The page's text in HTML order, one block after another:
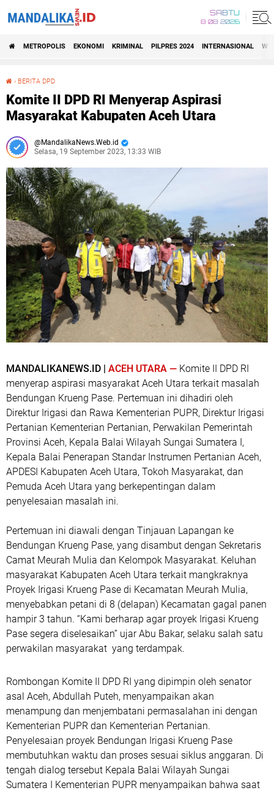
SABTU
8•08•2026
METROPOLIS EKONOMI KRIMINAL PILPRES 2024 INTERNASIONAL
› BERITA DPD
Komite II DPD RI Menyerap Aspirasi
Masyarakat Kabupaten Aceh Utara
MandalikaNews.Web.id
Selasa, 19 September 2023, 13:33 WIB
MANDALIKANEWS.ID | ACEH UTARA — Komite II DPD RI
menyerap aspirasi masyarakat Aceh Utara terkait masalah
Bendungan Krueng Pase. Pertemuan ini dihadiri oleh
Direktur Irigasi dan Rawa Kementerian PUPR, Direktur Irigasi
Pertanian Kementerian Pertanian, Perwakilan Pemerintah
Provinsi Aceh, Kepala Balai Wilayah Sungai Sumatera I,
Kepala Balai Penerapan Standar Instrumen Pertanian Aceh,
APDESI Kabupaten Aceh Utara, Tokoh Masyarakat, dan
Pemuda Aceh Utara yang berkepentingan dalam
penyelesaian masalah ini.
Pertemuan ini diawali dengan Tinjauan Lapangan ke
Bendungan Krueng Pase, yang disambut dengan Sekretaris
Camat Meurah Mulia dan Kelompok Masyarakat. Keluhan
masyarakat Kabupaten Aceh Utara terkait mangkraknya
Proyek Irigasi Krueng Pase di Kecamatan Meurah Mulia,
menyebabkan petani di 8 (delapan) Kecamatan gagal panen
hampir 3 tahun. “Kami berharap agar proyek Irigasi Krueng
Pase segera diselesaikan” ujar Abu Bakar, selaku salah satu
perwakilan masyarakat yang terdampak.
Rombongan Komite II DPD RI yang dipimpin oleh senator
asal Aceh, Abdullah Puteh, menyampaikan akan
menampung dan menjembatani permasalahan ini dengan
Kementerian PUPR dan Kementerian Pertanian.
Penyelesaian proyek Bendungan Irigasi Krueng Pase
membutuhkan waktu dan proses sesuai siklus anggaran. Di
tengah dialog tersebut Kepala Balai Wilayah Sungai
Sumatera I Kementerian PUPR menyampaikan bahwa saat